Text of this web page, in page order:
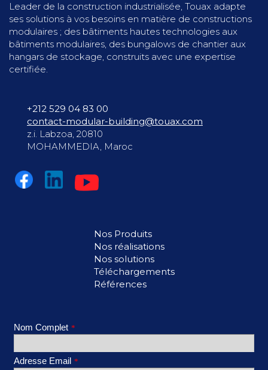
Leader de la construction industrialisée, Touax adapte
ses solutions à vos besoins en matière de constructions
modulaires ; des bâtiments hautes technologies aux
bâtiments modulaires, des bungalows de chantier aux
hangars de stockage, construits avec une expertise
certifiée.
+212 529 04 83 00
contact-modular-building@touax.com
z.i. Labzoa, 20810
MOHAMMEDIA, Maroc
Nos Produits
Nos réalisations
Nos solutions
Téléchargements
Références